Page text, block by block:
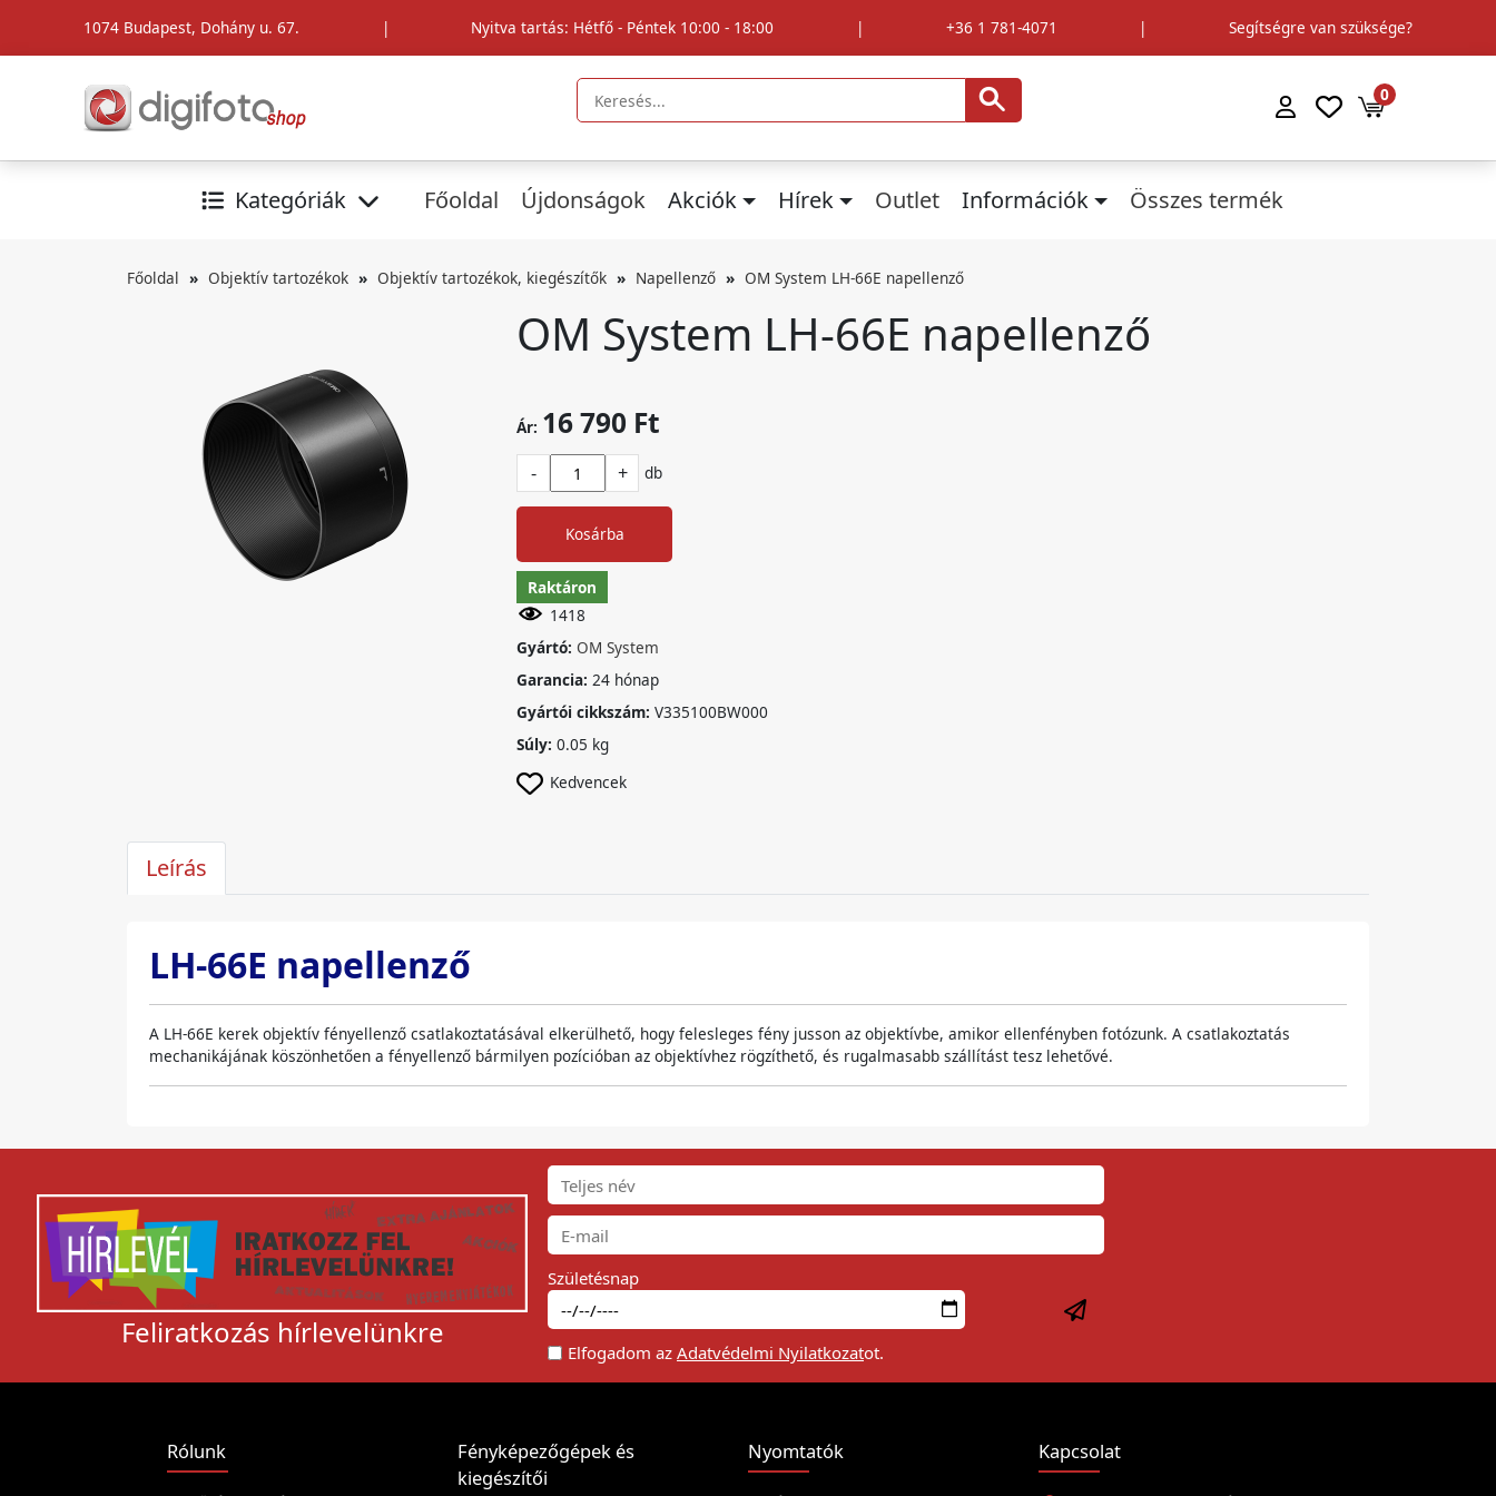
1074 Budapest, Dohány u. 67. | Nyitva tartás: Hétfő - Péntek 10:00 - 18:00 | +36 1 781-4071 | Segítségre van szüksége?
0
Kategóriák Főoldal Újdonságok Akciók Hírek Outlet Információk Összes termék
Főoldal Objektív tartozékok Objektív tartozékok, kiegészítők Napellenző OM System LH-66E napellenző
OM System LH-66E napellenző
Ár: 16 790 Ft
- + db
Kosárba
Raktáron
1418
Gyártó: OM System
Garancia: 24 hónap
Gyártói cikkszám: V335100BW000
Súly: 0.05 kg
Kedvencek
Leírás
LH-66E napellenző
A LH-66E kerek objektív fényellenző csatlakoztatásával elkerülhető, hogy felesleges fény jusson az objektívbe, amikor ellenfényben fotózunk. A csatlakoztatás
mechanikájának köszönhetően a fényellenző bármilyen pozícióban az objektívhez rögzíthető, és rugalmasabb szállítást tesz lehetővé.
Feliratkozás hírlevelünkre
Születésnap
Elfogadom az Adatvédelmi Nyilatkozatot.
Rólunk
Fényképezőgépek és
kiegészítői
Nyomtatók Kapcsolat